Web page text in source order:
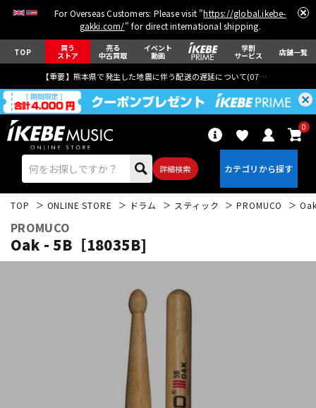
For Overseas Customers: Please visit "https://global.ikebe-
gakki.com/" for direct international shipping.
TOP 買う
ストア
売る
中古買取
イベント
動画
学割
サービス 店舗一覧
【重要】熊本県で発生した地震に伴う配送の遅延について(07月29日
詳細検索
0
TOP ONLINE STORE ドラム スティック PROMUCO
PROMUCO
Oak - 5B［18035B]